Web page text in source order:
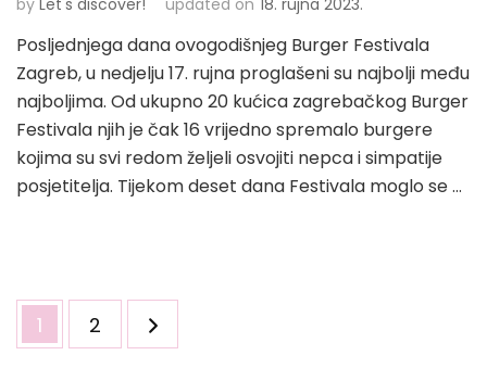
by Let's discover! updated on 18. rujna 2023.
Posljednjega dana ovogodišnjeg Burger Festivala
Zagreb, u nedjelju 17. rujna proglašeni su najbolji među
najboljima. Od ukupno 20 kućica zagrebačkog Burger
Festivala njih je čak 16 vrijedno spremalo burgere
kojima su svi redom željeli osvojiti nepca i simpatije
posjetitelja. Tijekom deset dana Festivala moglo se …
Brojevi
stranica
Page
1 Page
2